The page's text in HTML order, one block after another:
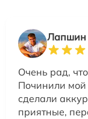
Лапшин
Очень рад,
Починили мой
сделали
приятные,